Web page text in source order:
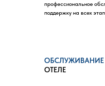
ОБСЛУЖИВАНИЕ
ОТЕЛЕ
профессиональное
поддержку на всех